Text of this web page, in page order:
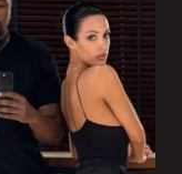
è tornata
chiusura
la Notizia